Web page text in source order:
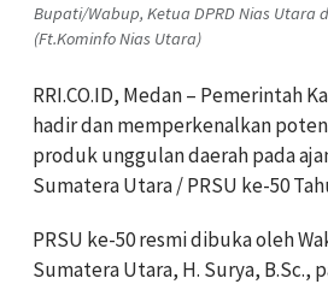
Bupati/Wabup, Ketua DPRD Nias Utara
(Ft.Kominfo Nias Utara)
RRI.CO.ID, Medan – Pemerintah
hadir dan memperkenalkan
produk unggulan daerah pada
Sumatera Utara / PRSU ke-50
PRSU ke-50 resmi dibuka oleh
Sumatera Utara, H. Surya, B.Sc.,